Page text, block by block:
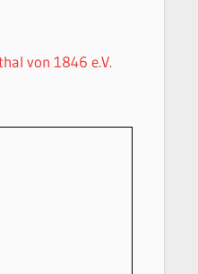
von 1846 e.V.